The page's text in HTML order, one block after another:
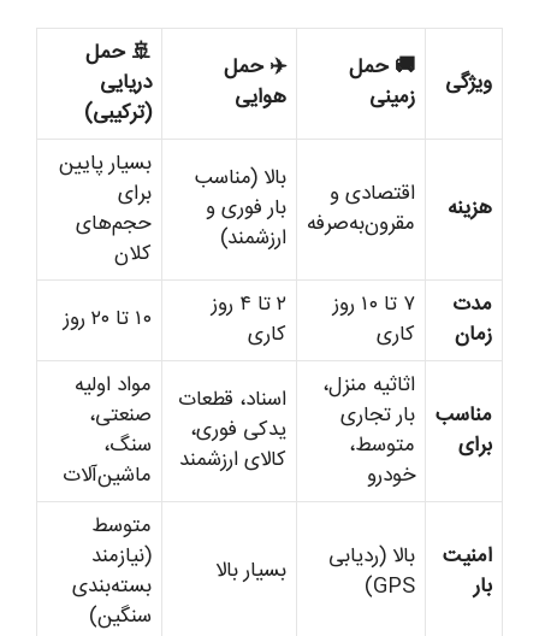
ویژگی
🚚 حمل
زمینی
✈️ حمل
هوایی
🚢 حمل
دریایی
(ترکیبی)
هزینه
اقتصادی و
مقرون‌به‌صرفه
بالا (مناسب
بار فوری و
ارزشمند)
بسیار پایین
برای
حجم‌های
کلان
مدت
زمان
۷ تا ۱۰ روز
کاری
۲ تا ۴ روز
کاری
۱۰ تا ۲۰ روز
مناسب
برای
اثاثیه منزل،
بار تجاری
متوسط،
خودرو
اسناد، قطعات
یدکی فوری،
کالای ارزشمند
مواد اولیه
صنعتی،
سنگ،
ماشین‌آلات
امنیت
بار
بالا (ردیابی
GPS)
بسیار بالا
متوسط
(نیازمند
بسته‌بندی
سنگین)